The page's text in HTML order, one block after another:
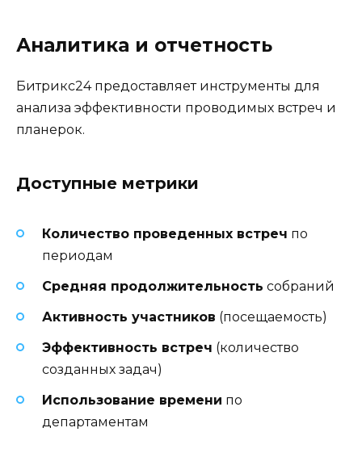
Аналитика и отчетность
Битрикс24 предоставляет инструменты для
анализа эффективности проводимых встреч и
планерок.
Доступные метрики
Количество проведенных встреч по
периодам
Средняя продолжительность собраний
Активность участников (посещаемость)
Эффективность встреч (количество
созданных задач)
Использование времени по
департаментам